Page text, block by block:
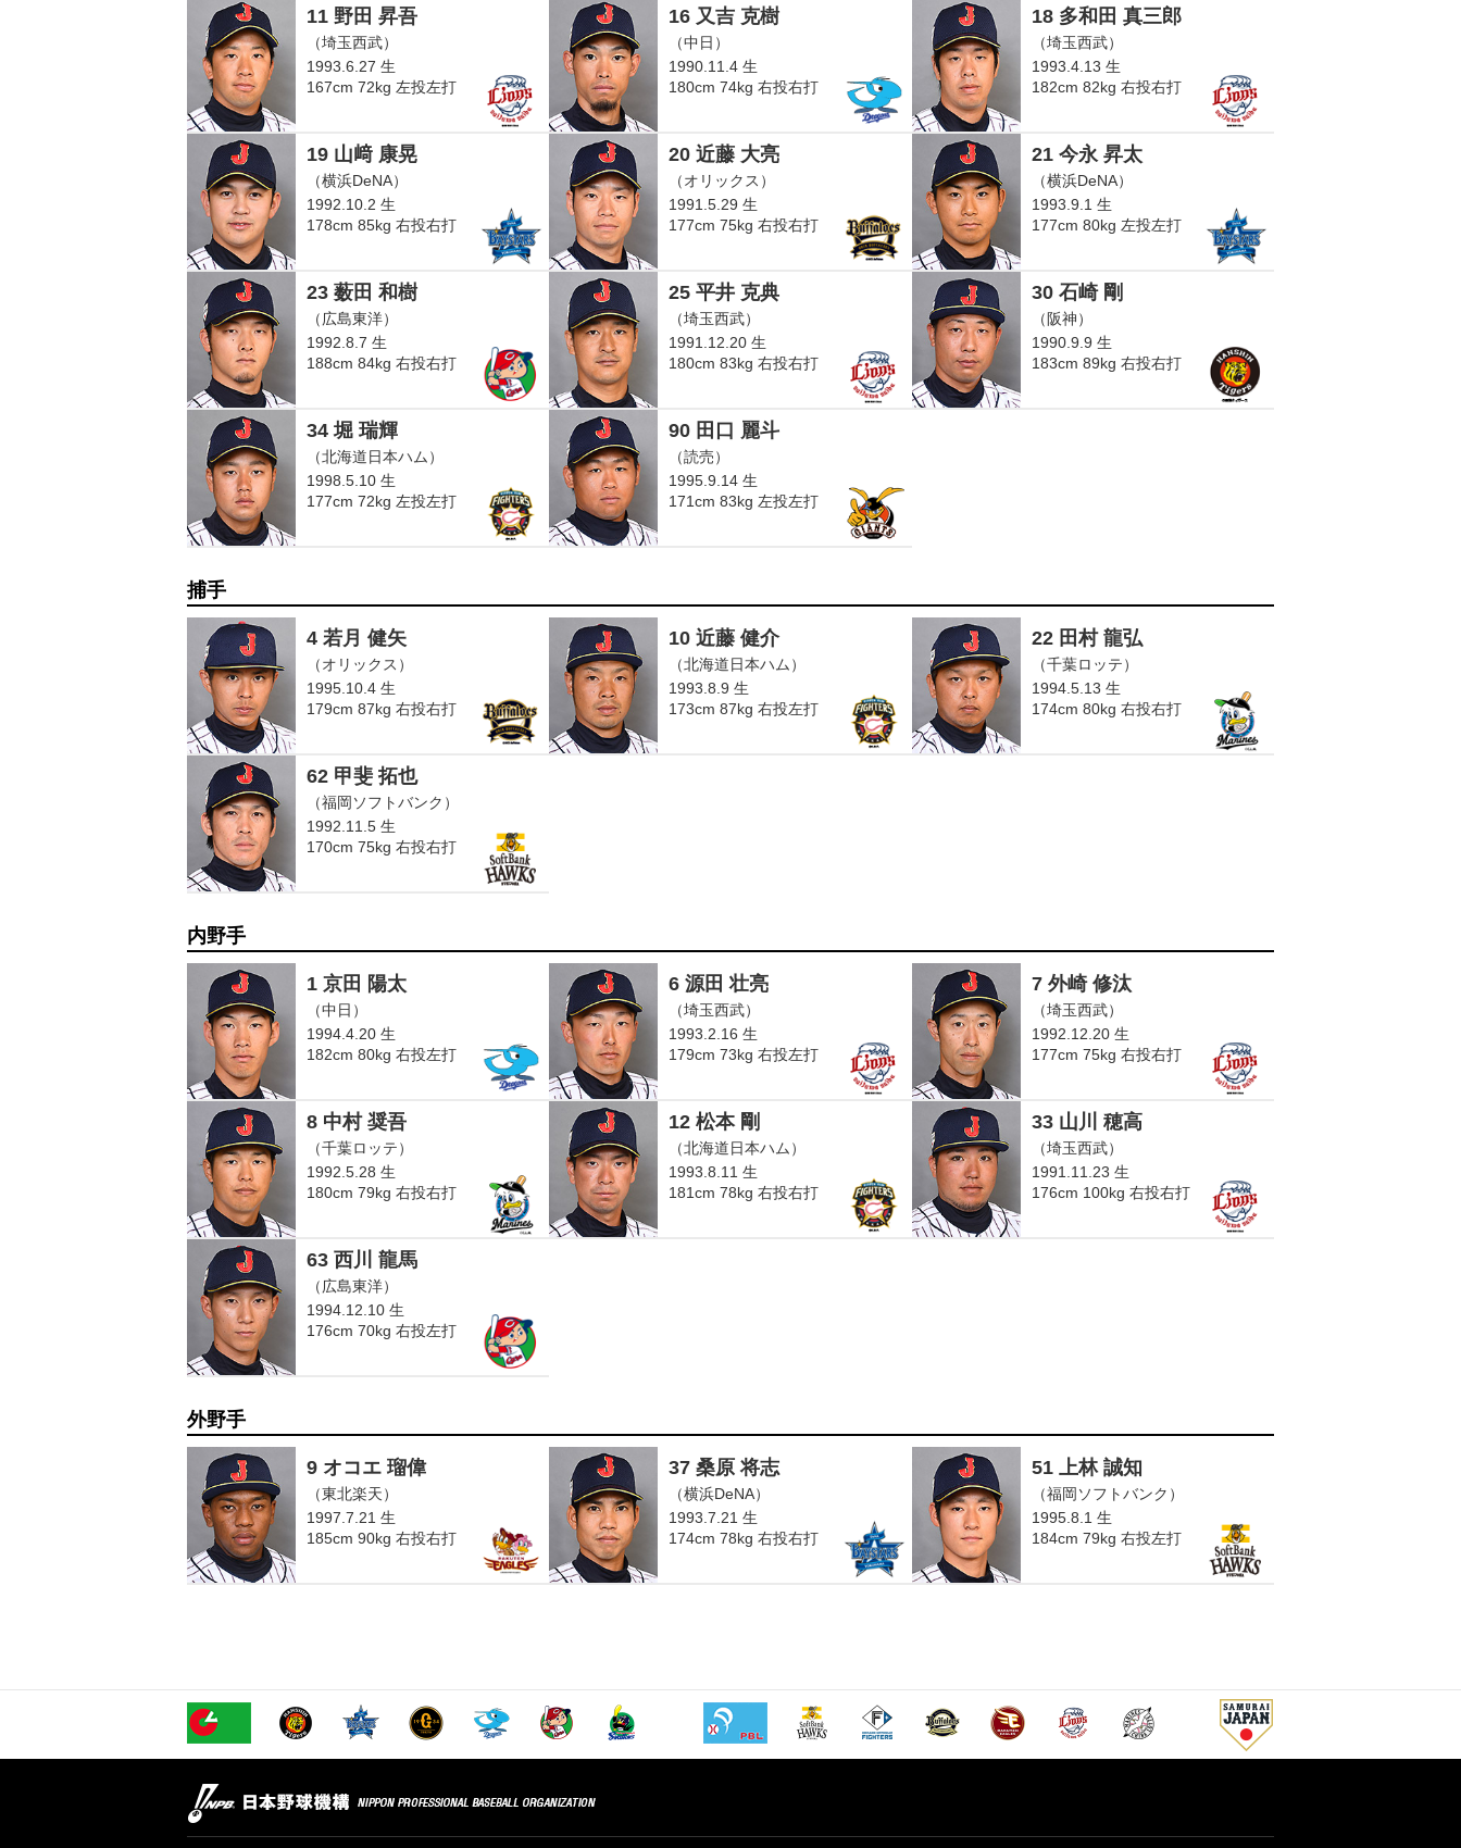
11 野田 昇吾
（埼玉西武）
1993.6.27 生
167cm 72kg 左投左打
16 又吉 克樹
（中日）
1990.11.4 生
180cm 74kg 右投右打
18 多和田 真三郎
（埼玉西武）
1993.4.13 生
182cm 82kg 右投右打
19 山﨑 康晃
（横浜DeNA）
1992.10.2 生
178cm 85kg 右投右打
20 近藤 大亮
（オリックス）
1991.5.29 生
177cm 75kg 右投右打
21 今永 昇太
（横浜DeNA）
1993.9.1 生
177cm 80kg 左投左打
23 薮田 和樹
（広島東洋）
1992.8.7 生
188cm 84kg 右投右打
25 平井 克典
（埼玉西武）
1991.12.20 生
180cm 83kg 右投右打
30 石崎 剛
（阪神）
1990.9.9 生
183cm 89kg 右投右打
34 堀 瑞輝
（北海道日本ハム）
1998.5.10 生
177cm 72kg 左投左打
90 田口 麗斗
（読売）
1995.9.14 生
171cm 83kg 左投左打
捕手
4 若月 健矢
（オリックス）
1995.10.4 生
179cm 87kg 右投右打
10 近藤 健介
（北海道日本ハム）
1993.8.9 生
173cm 87kg 右投左打
22 田村 龍弘
（千葉ロッテ）
1994.5.13 生
174cm 80kg 右投右打
62 甲斐 拓也
（福岡ソフトバンク）
1992.11.5 生
170cm 75kg 右投右打
内野手
1 京田 陽太
（中日）
1994.4.20 生
182cm 80kg 右投左打
6 源田 壮亮
（埼玉西武）
1993.2.16 生
179cm 73kg 右投左打
7 外崎 修汰
（埼玉西武）
1992.12.20 生
177cm 75kg 右投右打
8 中村 奨吾
（千葉ロッテ）
1992.5.28 生
180cm 79kg 右投右打
12 松本 剛
（北海道日本ハム）
1993.8.11 生
181cm 78kg 右投右打
33 山川 穂高
（埼玉西武）
1991.11.23 生
176cm 100kg 右投右打
63 西川 龍馬
（広島東洋）
1994.12.10 生
176cm 70kg 右投左打
外野手
9 オコエ 瑠偉
（東北楽天）
1997.7.21 生
185cm 90kg 右投右打
37 桑原 将志
（横浜DeNA）
1993.7.21 生
174cm 78kg 右投右打
51 上林 誠知
（福岡ソフトバンク）
1995.8.1 生
184cm 79kg 右投左打